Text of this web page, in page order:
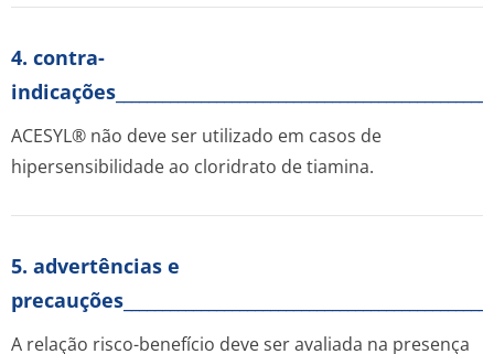
4. contra-
ACESYL® não deve ser utilizado em casos de
hipersensibilidade ao cloridrato de tiamina.
5. advertências e
A relação risco-benefício deve ser avaliada na presença